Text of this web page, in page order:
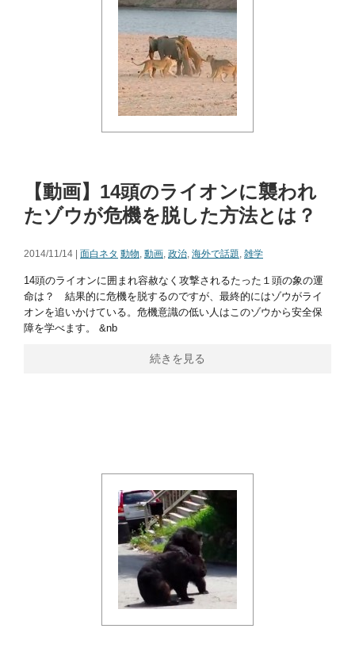
【動画】14頭のライオンに襲われ
たゾウが危機を脱した方法とは？
2014/11/14 | 面白ネタ 動物, 動画, 政治, 海外で話題, 雑学
14頭のライオンに囲まれ容赦なく攻撃されるたった１頭の象の運
命は？ 結果的に危機を脱するのですが、最終的にはゾウがライ
オンを追いかけている。危機意識の低い人はこのゾウから安全保
障を学べます。 &nb
続きを見る